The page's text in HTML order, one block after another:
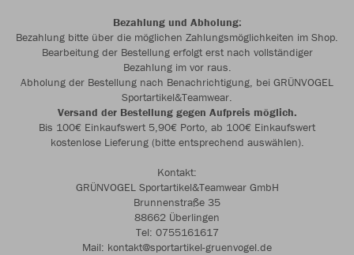
Bezahlung und Abholung:
Bezahlung bitte über die möglichen Zahlungsmöglichkeiten im Shop.
Bearbeitung der Bestellung erfolgt erst nach vollständiger
Bezahlung im vor raus.
Abholung der Bestellung nach Benachrichtigung, bei GRÜNVOGEL
Sportartikel&Teamwear.
Versand der Bestellung gegen Aufpreis möglich.
Bis 100€ Einkaufswert 5,90€ Porto, ab 100€ Einkaufswert
kostenlose Lieferung (bitte entsprechend auswählen).
Kontakt:
GRÜNVOGEL Sportartikel&Teamwear GmbH
Brunnenstraße 35
88662 Überlingen
Tel: 0755161617
Mail: kontakt@sportartikel-gruenvogel.de